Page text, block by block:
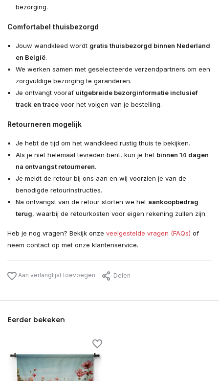
bezorging.
Comfortabel thuisbezorgd
Jouw wandkleed wordt gratis thuisbezorgd binnen Nederland
en België.
We werken samen met geselecteerde verzendpartners om een
zorgvuldige bezorging te garanderen.
Je ontvangt vooraf uitgebreide bezorginformatie inclusief
track en tracevoor het volgen van je bestelling.
Retourneren mogelijk
Je hebt de tijd om het wandkleed rustig thuis te bekijken.
Als je niet helemaal tevreden bent, kun je het binnen 14 dagen
na ontvangst retourneren.
Je meldt de retour bij ons aan en wij voorzien je van de
benodigde retourinstructies.
Na ontvangst van de retour storten we het aankoopbedrag
terug, waarbij de retourkosten voor eigen rekening zullen zijn.
Heb je nog vragen? Bekijk onze veelgestelde vragen (FAQs) of
neem contact op met onze klantenservice.
Aan verlanglijst toevoegen Delen
Eerder bekeken